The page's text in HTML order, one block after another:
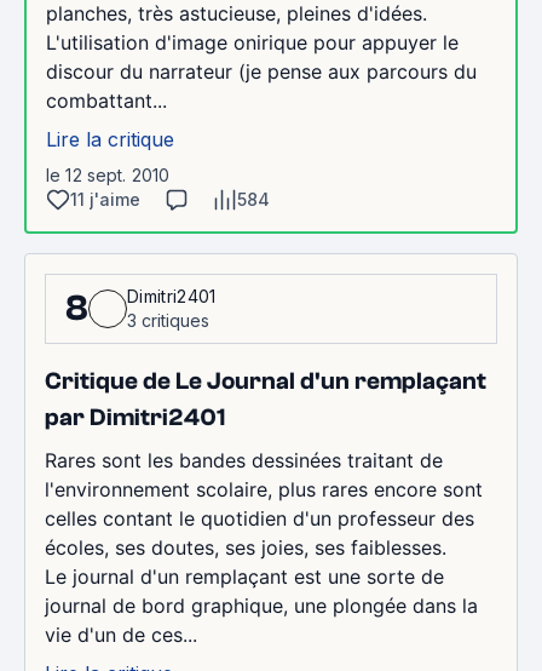
planches, très astucieuse, pleines d'idées.
L'utilisation d'image onirique pour appuyer le
discour du narrateur (je pense aux parcours du
combattant...
Lire la critique
le 12 sept. 2010
11 j'aime
584
8
Dimitri2401
3 critiques
Critique de Le Journal d'un remplaçant
par Dimitri2401
Rares sont les bandes dessinées traitant de
l'environnement scolaire, plus rares encore sont
celles contant le quotidien d'un professeur des
écoles, ses doutes, ses joies, ses faiblesses.
Le journal d'un remplaçant est une sorte de
journal de bord graphique, une plongée dans la
vie d'un de ces...